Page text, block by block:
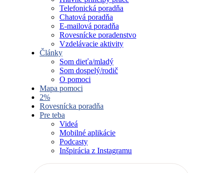
Telefonická poradňa
Chatová poradňa
E-mailová poradňa
Rovesnícke poradenstvo
Vzdelávacie aktivity
Články
Som dieťa/mladý
Som dospelý/rodič
O pomoci
Mapa pomoci
2%
Rovesnícka poradňa
Pre teba
Videá
Mobilné aplikácie
Podcasty
Inšpirácia z Instagramu